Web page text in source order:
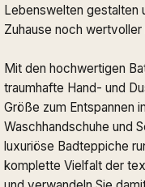
Lebenswelten gestalten
Zuhause noch wertvoller
Mit den hochwertigen
traumhafte Hand- und
Größe zum Entspannen
Waschhandschuhe und
luxuriöse Badteppiche
komplette Vielfalt der